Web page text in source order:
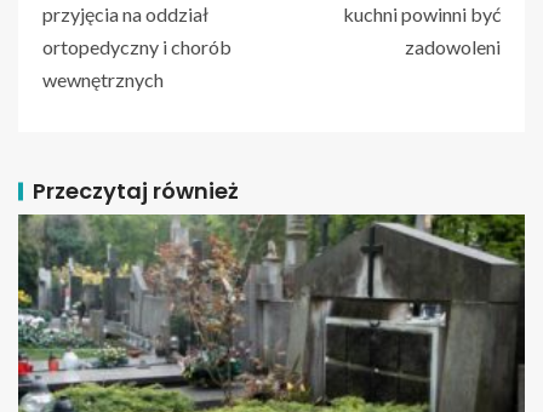
przyjęcia na oddział
ortopedyczny i chorób
wewnętrznych
kuchni powinni być
zadowoleni
Przeczytaj również